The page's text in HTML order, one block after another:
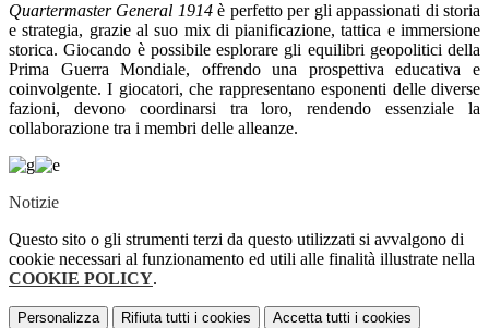
Quartermaster General 1914è perfetto per gli appassionati di storia
e strategia, grazie al suo mix di pianificazione, tattica e immersione
storica.Giocando è possibile esplorare gli equilibri geopolitici della
Prima Guerra Mondiale, offrendo una prospettiva educativa e
coinvolgente. I giocatori, che rappresentano esponenti delle diverse
fazioni, devono coordinarsi tra loro, rendendo essenziale la
collaborazione tra i membri delle alleanze.
Notizie
Questo sito o gli strumenti terzi da questo utilizzati si avvalgono di
cookie necessari al funzionamento ed utili alle finalità illustrate nella
COOKIE POLICY.
Personalizza Rifiuta tutti i cookies Accetta tutti i cookies